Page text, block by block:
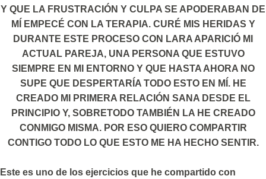
Y QUE LA FRUSTRACIÓN Y CULPA SE APODERABAN DE
MÍ EMPECÉ CON LA TERAPIA. CURÉ MIS HERIDAS Y
DURANTE ESTE PROCESO CON LARA APARICIÓ MI
ACTUAL PAREJA, UNA PERSONA QUE ESTUVO
SIEMPRE EN MI ENTORNO Y QUE HASTA AHORA NO
SUPE QUE DESPERTARÍA TODO ESTO EN MÍ. HE
CREADO MI PRIMERA RELACIÓN SANA DESDE EL
PRINCIPIO Y, SOBRETODO TAMBIÉN LA HE CREADO
CONMIGO MISMA. POR ESO QUIERO COMPARTIR
CONTIGO TODO LO QUE ESTO ME HA HECHO SENTIR.
Este es uno de los ejercicios que he compartido con